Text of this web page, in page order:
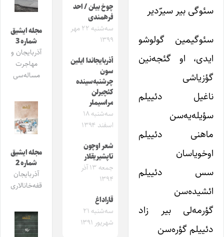
سئوگی بیر سیرّدیر
سئوگیمین گولوشو
ایدی، او گئجه‌نین
گؤزیاشی
ناغیل دئییلم
سؤیله‌یه‌سن
ماهنی دئییلم
اوخویاسان
سس دئییلم
ائشیده‌سن
گؤرمه‌لی بیر زاد
دئییلم گؤره‌سن
چوخ بیلن / احد
فرهمندی
سه‌شنبه ۲۲ مهر
۱۳۹۹
آذربایجاندا ایلین
سون
چرشنبه‌سینده
کئچیرلن
مراسیملر
سه‌شنبه ۱۸
اسفند ۱۳۹۴
شعر اوچون
تاپشیریقلار
جمعه ۱۳ آذر
۱۳۹۴
قاراداغ
سه‌شنبه ۲۱
شهریور ۱۳۹۱
مجله ایشیق
شماره 3
آذربایجان و
مهاجرت
مساله‌سی
مجله ایشیق
شماره 2
آذربایجان
قفه‌خانالاری